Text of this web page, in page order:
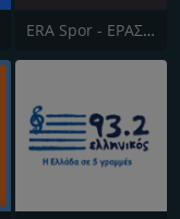
ERA Spor - ΕΡΑΣΠΟΡ